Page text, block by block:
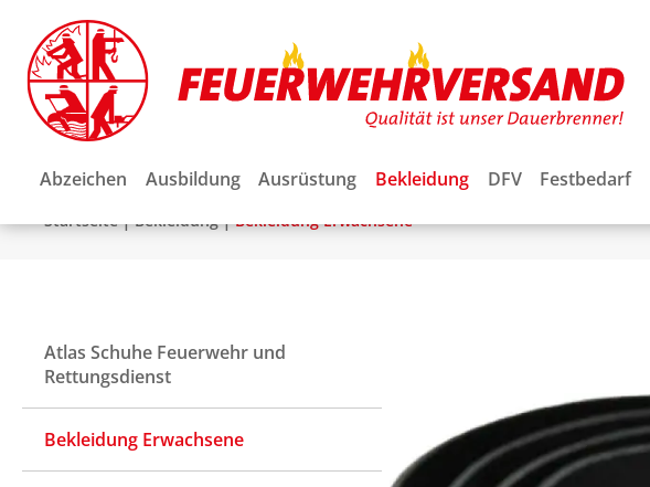
Abzeichen Ausbildung Ausrüstung Bekleidung DFV Festbedarf
Startseite|Bekleidung|Bekleidung Erwachsene
Atlas Schuhe Feuerwehr und
Rettungsdienst
Bekleidung Erwachsene